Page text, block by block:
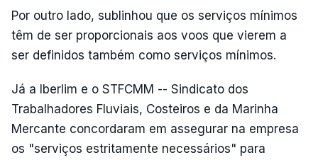
Por outro lado, sublinhou que os serviços mínimos
têm de ser proporcionais aos voos que vierem a
ser definidos também como serviços mínimos.
Já a Iberlim e o STFCMM -- Sindicato dos
Trabalhadores Fluviais, Costeiros e da Marinha
Mercante concordaram em assegurar na empresa
os "serviços estritamente necessários" para